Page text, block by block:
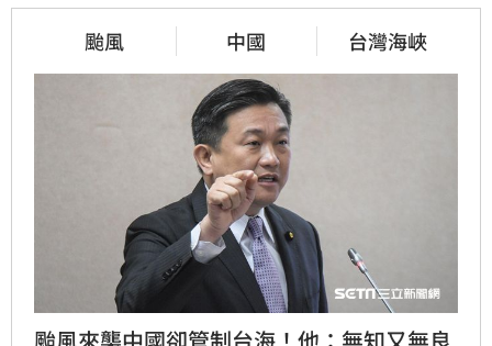
颱風 中國 台灣海峽
颱風來襲中國卻管制台海！他：無知又無良